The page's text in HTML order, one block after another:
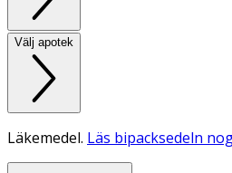
Välj apotek
Läkemedel. Läs bipacksedeln